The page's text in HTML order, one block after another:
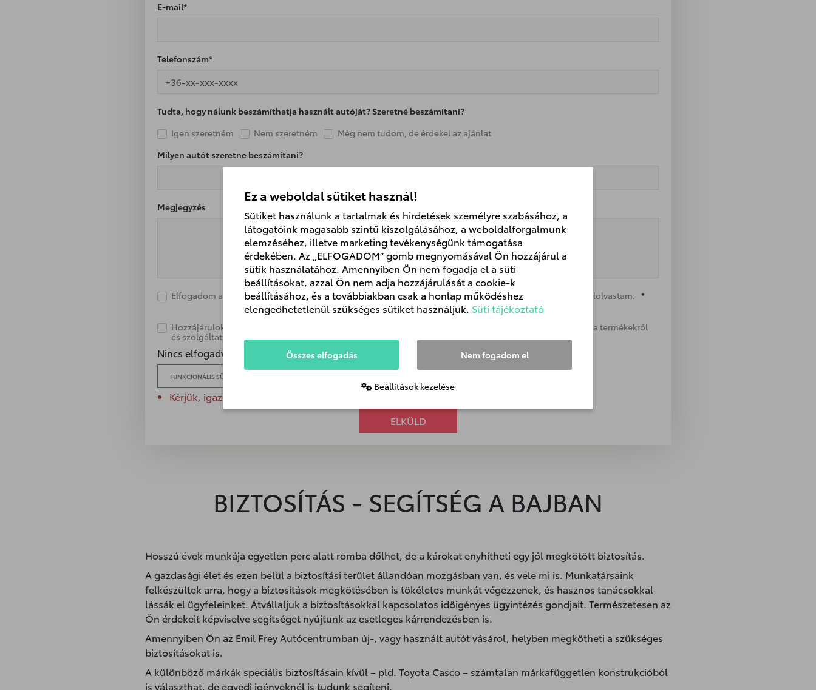
E-mail*
Telefonszám*
Tudta, hogy nálunk beszámíthatja használt autóját? Szeretné beszámítani?
Igen szeretném
Nem szeretném
Még nem tudom, de érdekel az ajánlat
Milyen autót szeretne beszámítani?
Megjegyzés
Elfogadom az adatvédelmi tájékoztatót és a Toyota Central Europe Sp z.o.o.Adatkezelési Tájékoztatóját elolvastam. *
Hozzájárulok, hogy az Emil Frey Magyarország Kft. és a Toyota Central Europe Sp z.o.o. számomra a Toyota termékekről
és szolgáltatásokról tájékoztatókat és ajánlatokat küldjön.
Nincs elfogadva a funkcionális süti, így a robot ellenőrzést nem tudjuk megjeleníteni.
FUNKCIONÁLIS SÜTI ELFOGADÁSA
Kérjük, igazolja magát, hogy nem robot
ELKÜLD
BIZTOSÍTÁS - SEGÍTSÉG A BAJBAN
Hosszú évek munkája egyetlen perc alatt romba dőlhet, de a károkat enyhítheti egy jól megkötött biztosítás.
A gazdasági élet és ezen belül a biztosítási terület állandóan mozgásban van, és vele mi is. Munkatársaink
felkészültek arra, hogy a biztosítások megkötésében is tökéletes munkát végezzenek, és hasznos tanácsokkal
lássák el ügyfeleinket. Átvállaljuk a biztosításokkal kapcsolatos időigényes ügyintézés gondjait. Természetesen az
Ön érdekeit képviselve segítséget nyújtunk az esetleges kárrendezésben is.
Amennyiben Ön az Emil Frey Autócentrumban új-, vagy használt autót vásárol, helyben megkötheti a szükséges
biztosításokat is.
A különböző márkák speciális biztosításain kívül – pld. Toyota Casco – számtalan márkafüggetlen konstrukcióból
is választhat, de egyedi igényeknél is tudunk segíteni.
Ez a weboldal sütiket használ!
Sütiket használunk a tartalmak és hirdetések személyre szabásához, a
látogatóink magasabb szintű kiszolgálásához, a weboldalforgalmunk
elemzéséhez, illetve marketing tevékenységünk támogatása
érdekében. Az „ELFOGADOM” gomb megnyomásával Ön hozzájárul a
sütik használatához. Amennyiben Ön nem fogadja el a süti
beállításokat, azzal Ön nem adja hozzájárulását a cookie-k
beállításához, és a továbbiakban csak a honlap működéshez
elengedhetetlenül szükséges sütiket használjuk. Süti tájékoztató
Összes elfogadás Nem fogadom el
Beállítások kezelése